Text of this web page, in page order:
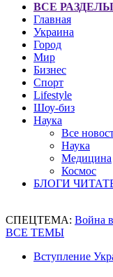
ВСЕ РАЗДЕЛЫ
Главная
Украина
Город
Мир
Бизнес
Спорт
Lifestyle
Шоу-биз
Наука
Все
Наука
Медицина
Космос
БЛОГИ
СПЕЦТЕМА: Война
ВСЕ ТЕМЫ
Вступление